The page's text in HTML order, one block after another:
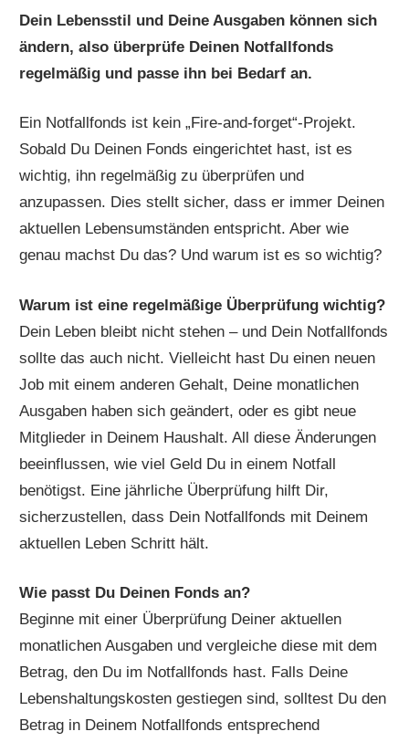
Dein Lebensstil und Deine Ausgaben können sich
ändern, also überprüfe Deinen Notfallfonds
regelmäßig und passe ihn bei Bedarf an.
Ein Notfallfonds ist kein „Fire-and-forget“-Projekt.
Sobald Du Deinen Fonds eingerichtet hast, ist es
wichtig, ihn regelmäßig zu überprüfen und
anzupassen. Dies stellt sicher, dass er immer Deinen
aktuellen Lebensumständen entspricht. Aber wie
genau machst Du das? Und warum ist es so wichtig?
Warum ist eine regelmäßige Überprüfung wichtig?
Dein Leben bleibt nicht stehen – und Dein Notfallfonds
sollte das auch nicht. Vielleicht hast Du einen neuen
Job mit einem anderen Gehalt, Deine monatlichen
Ausgaben haben sich geändert, oder es gibt neue
Mitglieder in Deinem Haushalt. All diese Änderungen
beeinflussen, wie viel Geld Du in einem Notfall
benötigst. Eine jährliche Überprüfung hilft Dir,
sicherzustellen, dass Dein Notfallfonds mit Deinem
aktuellen Leben Schritt hält.
Wie passt Du Deinen Fonds an?
Beginne mit einer Überprüfung Deiner aktuellen
monatlichen Ausgaben und vergleiche diese mit dem
Betrag, den Du im Notfallfonds hast. Falls Deine
Lebenshaltungskosten gestiegen sind, solltest Du den
Betrag in Deinem Notfallfonds entsprechend